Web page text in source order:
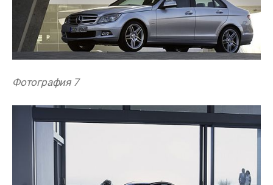
Фотография 7